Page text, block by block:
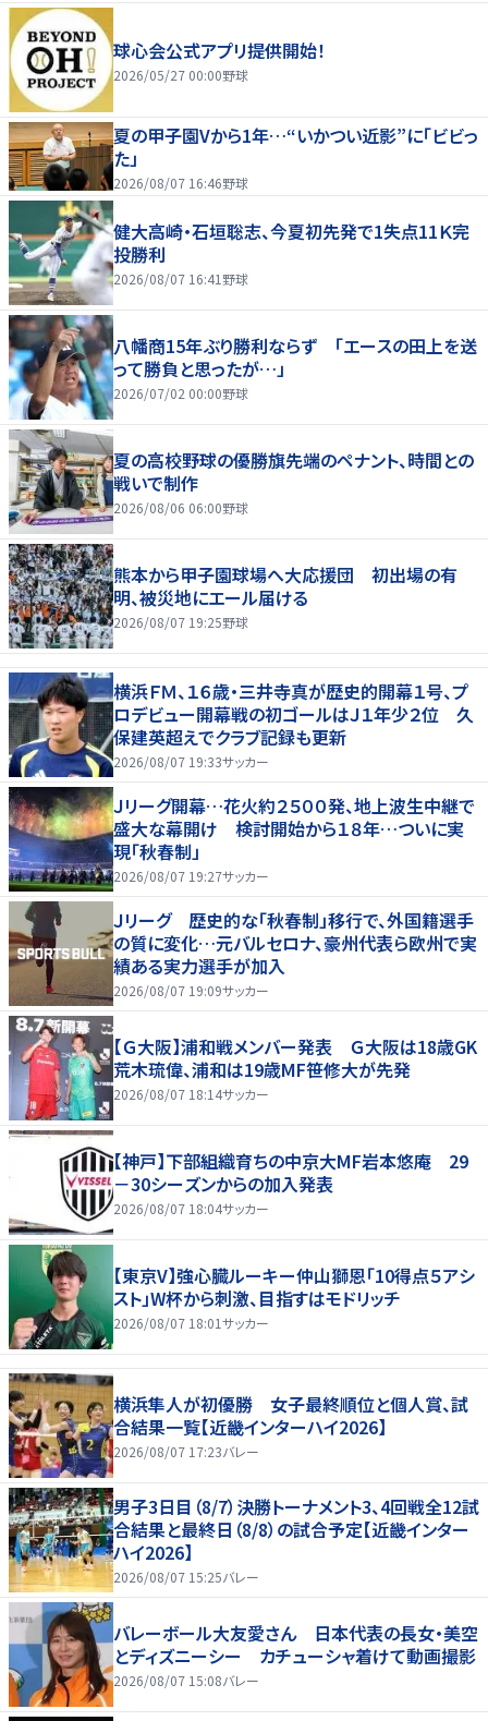
球心会公式アプリ提供開始！
2026/05/27 00:00野球
夏の甲子園Vから1年…“いかつい近影”に「ビビっ
た」
2026/08/07 16:46野球
健大高崎・石垣聡志、今夏初先発で1失点11Ｋ完
投勝利
2026/08/07 16:41 野球
八幡商15年ぶり勝利ならず 「エースの田上を送
って勝負と思ったが…」
2026/07/02 00:00野球
夏の高校野球の優勝旗先端のペナント、時間との
戦いで制作
2026/08/06 06:00野球
熊本から甲子園球場へ大応援団 初出場の有
明、被災地にエール届ける
2026/08/07 19:25野球
横浜ＦＭ、１６歳・三井寺真が歴史的開幕１号、プ
ロデビュー開幕戦の初ゴールはＪ１年少２位 久
保建英超えでクラブ記録も更新
2026/08/07 19:33サッカー
Ｊリーグ開幕…花火約２５００発、地上波生中継で
盛大な幕開け 検討開始から１８年…ついに実
現「秋春制」
2026/08/07 19:27サッカー
Ｊリーグ 歴史的な「秋春制」移行で、外国籍選手
の質に変化…元バルセロナ、豪州代表ら欧州で実
績ある実力選手が加入
2026/08/07 19:09サッカー
【Ｇ大阪】浦和戦メンバー発表 Ｇ大阪は18歳GK
荒木琉偉、浦和は19歳MF笹修大が先発
2026/08/07 18:14サッカー
【神戸】下部組織育ちの中京大MF岩本悠庵 29
－30シーズンからの加入発表
2026/08/07 18:04サッカー
【東京V】強心臓ルーキー仲山獅恩「10得点５アシ
スト」W杯から刺激、目指すはモドリッチ
2026/08/07 18:01サッカー
横浜隼人が初優勝 女子最終順位と個人賞、試
合結果一覧【近畿インターハイ2026】
2026/08/07 17:23バレー
男子3日目（8/7）決勝トーナメント3、4回戦全12試
合結果と最終日（8/8）の試合予定【近畿インター
ハイ2026】
2026/08/07 15:25バレー
バレーボール大友愛さん 日本代表の長女・美空
とディズニーシー カチューシャ着けて動画撮影
2026/08/07 15:08バレー